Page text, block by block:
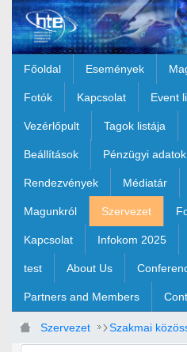
Ugrás a fő tartalomhoz
Főoldal Események
Fotók Kapcsolat Event
Vezérlőpult Tagok listája
Beállítások Pénzügyi adatok
Rendezvények Médiatár
Magunkról Szervezet
Kapcsolat Infokom 2025
test About Us
Partners and Members
Szervezet Szakmai